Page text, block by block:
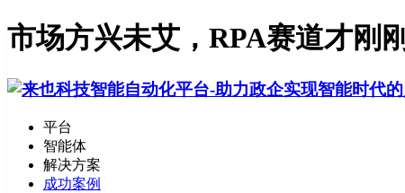
市场方兴未艾，RPA赛道才刚
平台
智能体
解决方案
成功案例